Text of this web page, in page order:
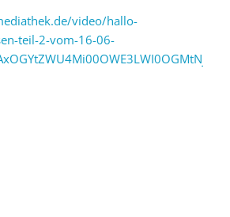
video/hallo-
teil-2-vom-16-06-